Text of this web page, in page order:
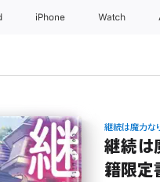
iPhone Watch
継続は魔力な
継続は
籍限定